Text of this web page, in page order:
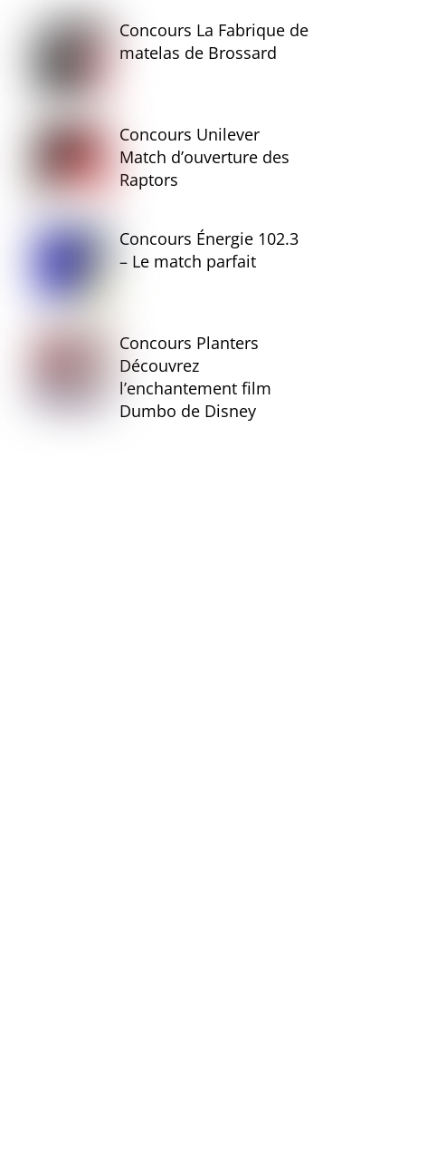
Concours La Fabrique de
matelas de Brossard
Concours Unilever
Match d’ouverture des
Raptors
Concours Énergie 102.3
– Le match parfait
Concours Planters
Découvrez
l’enchantement film
Dumbo de Disney